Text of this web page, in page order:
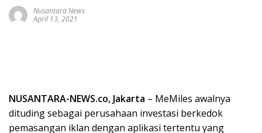
Nusantara News
April 13, 2021
NUSANTARA-NEWS.co, Jakarta – MeMiles awalnya
dituding sebagai perusahaan investasi berkedok
pemasangan iklan dengan aplikasi tertentu yang